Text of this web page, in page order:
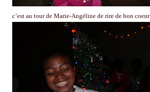
c’est au tour de Marie-Angéline de rire de bon coeur